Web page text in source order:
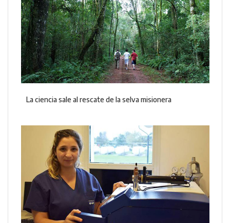
La ciencia sale al rescate de la selva misionera